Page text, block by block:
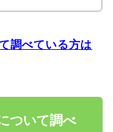
調べている方は
ついて調べ